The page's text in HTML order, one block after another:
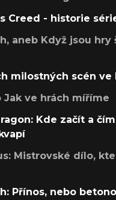
Creed - historie
aneb Když jsou hry
milostných scén ve
ve hrách míříme
Kde začít a
Mistrovské dílo,
Přínos, nebo